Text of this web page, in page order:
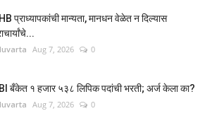
प्राध्यापकांची मान्यता, मानधन वेळेत न दिल्यास
Aug 7, 2026 0
बँकेत १ हजार ५३८ लिपिक पदांची भरती; अर्ज केला का?
Aug 7, 2026 0